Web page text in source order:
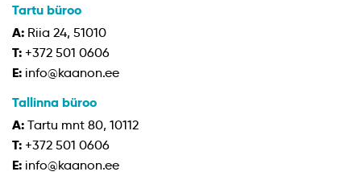
Tartu büroo
A: Riia 24, 51010
T: +372 501 0606
E: info@kaanon.ee
Tallinna büroo
A: Tartu mnt 80, 10112
T: +372 501 0606
E: info@kaanon.ee